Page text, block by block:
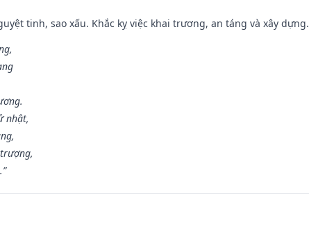
tinh, sao xấu. Khắc kỵ việc khai trương, an táng và xây dựng.
nhật,